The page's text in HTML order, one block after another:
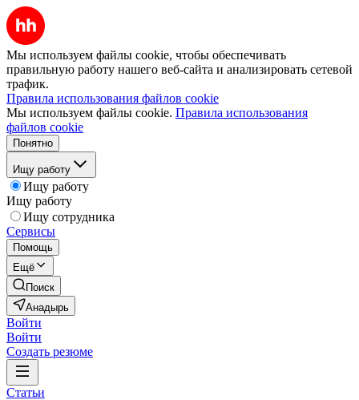
Мы используем файлы cookie, чтобы обеспечивать
правильную работу нашего веб-сайта и анализировать сетевой
трафик.
Правила использования файлов cookie
Мы используем файлы cookie. Правила использования
файлов cookie
Понятно
Ищу работу
Ищу работу
Ищу работу
Ищу сотрудника
Сервисы
Помощь
Ещё
Поиск
Анадырь
Войти
Войти
Создать резюме
Статьи